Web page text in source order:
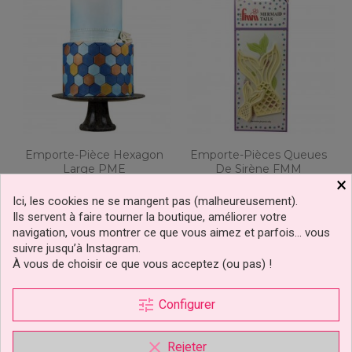
Emporte-Pièce Hexagon
Large PME
Prix
6,19 €
Ajouter au panier
Emporte-Pièces Queues
De Sirène FMM
Prix
11,29 €
Ajouter au panier
×
Ici, les cookies ne se mangent pas (malheureusement).
Ils servent à faire tourner la boutique, améliorer votre
navigation, vous montrer ce que vous aimez et parfois… vous
suivre jusqu’à Instagram.
À vous de choisir ce que vous acceptez (ou pas) !
tune Configurer
clear Rejeter